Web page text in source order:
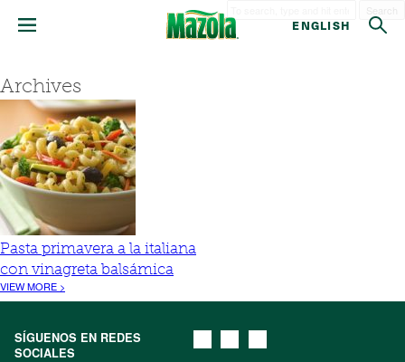
ENGLISH
Archives
Pasta primavera a la italiana
con vinagreta balsámica
VIEW MORE >
SÍGUENOS EN REDES
SOCIALES